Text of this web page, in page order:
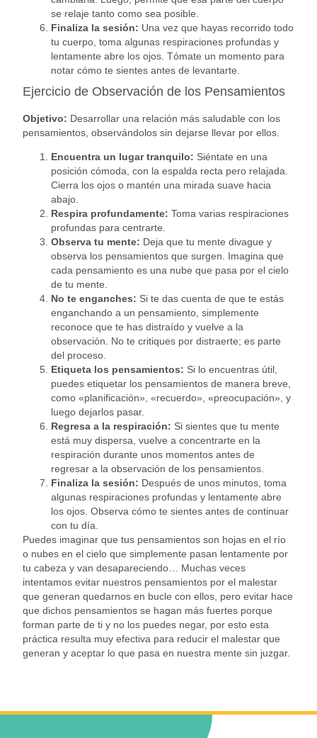
se relaje tanto como sea posible.
Finaliza la sesión: Una vez que hayas recorrido todo
tu cuerpo, toma algunas respiraciones profundas y
lentamente abre los ojos. Tómate un momento para
notar cómo te sientes antes de levantarte.
Ejercicio de Observación de los Pensamientos
Objetivo: Desarrollar una relación más saludable con los
pensamientos, observándolos sin dejarse llevar por ellos.
Encuentra un lugar tranquilo: Siéntate en una
posición cómoda, con la espalda recta pero relajada.
Cierra los ojos o mantén una mirada suave hacia
abajo.
Respira profundamente: Toma varias respiraciones
profundas para centrarte.
Observa tu mente: Deja que tu mente divague y
observa los pensamientos que surgen. Imagina que
cada pensamiento es una nube que pasa por el cielo
de tu mente.
No te enganches: Si te das cuenta de que te estás
enganchando a un pensamiento, simplemente
reconoce que te has distraído y vuelve a la
observación. No te critiques por distraerte; es parte
del proceso.
Etiqueta los pensamientos: Si lo encuentras útil,
puedes etiquetar los pensamientos de manera breve,
como «planificación», «recuerdo», «preocupación», y
luego dejarlos pasar.
Regresa a la respiración: Si sientes que tu mente
está muy dispersa, vuelve a concentrarte en la
respiración durante unos momentos antes de
regresar a la observación de los pensamientos.
Finaliza la sesión: Después de unos minutos, toma
algunas respiraciones profundas y lentamente abre
los ojos. Observa cómo te sientes antes de continuar
con tu día.
Puedes imaginar que tus pensamientos son hojas en el río
o nubes en el cielo que simplemente pasan lentamente por
tu cabeza y van desapareciendo… Muchas veces
intentamos evitar nuestros pensamientos por el malestar
que generan quedarnos en bucle con ellos, pero evitar hace
que dichos pensamientos se hagan más fuertes porque
forman parte de ti y no los puedes negar, por esto esta
práctica resulta muy efectiva para reducir el malestar que
generan y aceptar lo que pasa en nuestra mente sin juzgar.